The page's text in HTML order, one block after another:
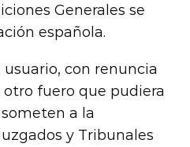
Generales se
española.
con renuncia
fuero que pudiera
a la
y Tribunales